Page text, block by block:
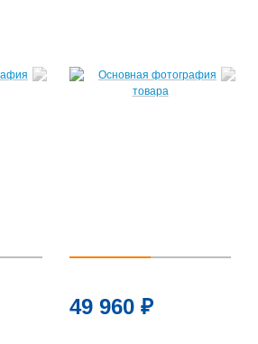
49 960 ₽